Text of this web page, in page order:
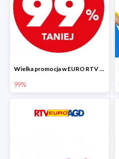
Wielka promocja w EURO RTV AGD do -99%
99%